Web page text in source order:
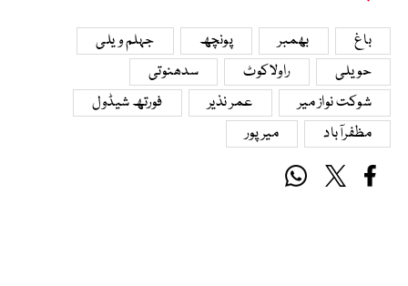
باغ بھمبر پونچھ
جہلم ویلی
حویلی
راولاکوٹ
سدھنوتی
شوکت نواز میر
عمر نذیر
فورتھ شیڈول
مظفرآباد
میرپور